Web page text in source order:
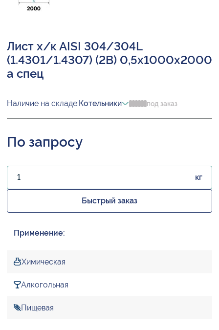
Лист х/к AISI 304/304L
(1.4301/1.4307) (2B) 0,5х1000х2000
а спец
Наличие на складе:Котельники под заказ
По запросу
кг
Быстрый заказ
Применение:
Химическая
Алкогольная
Пищевая